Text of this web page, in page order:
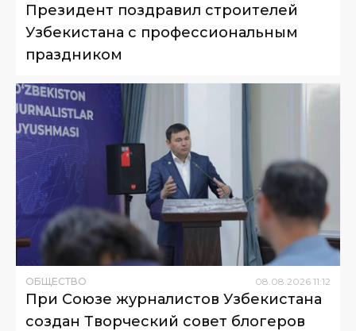
Президент поздравил строителей
Узбекистана с профессиональным
праздником
ОБЩЕСТВО 08 08 2026 11:12
При Союзе журналистов Узбекистана
создан Творческий совет блогеров